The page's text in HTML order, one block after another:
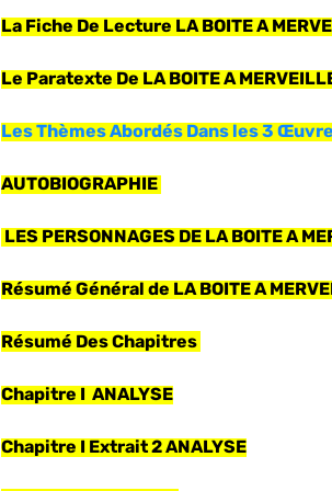
La Fiche De Lecture LA BOITE A
Le Paratexte De LA BOITE A
Les Thèmes Abordés Dans les 3
AUTOBIOGRAPHIE
LES PERSONNAGES DE LA BOITE A
Résumé Général de LA BOITE A
Résumé Des Chapitres
Chapitre I ANALYSE
Chapitre I Extrait 2 ANALYSE